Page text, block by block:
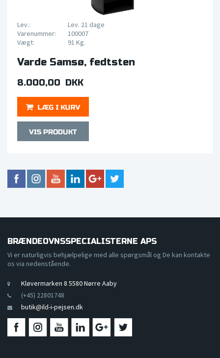
Lev.:
Lev. 21 dage
Varenummer:
100007
Vægt:
91 Kg.
Varde Samsø, fedtsten
8.000,00 DKK
BRÆNDEOVNSSPECIALISTERNE APS
Vi er naturligvis behjælpelige med alle spørgsmål og De kan kontakte
os via nedenstående.
Kløvermarken 8 5580 Nørre Aaby
(+45) 22801748
butik@ild-i-pejsen.dk